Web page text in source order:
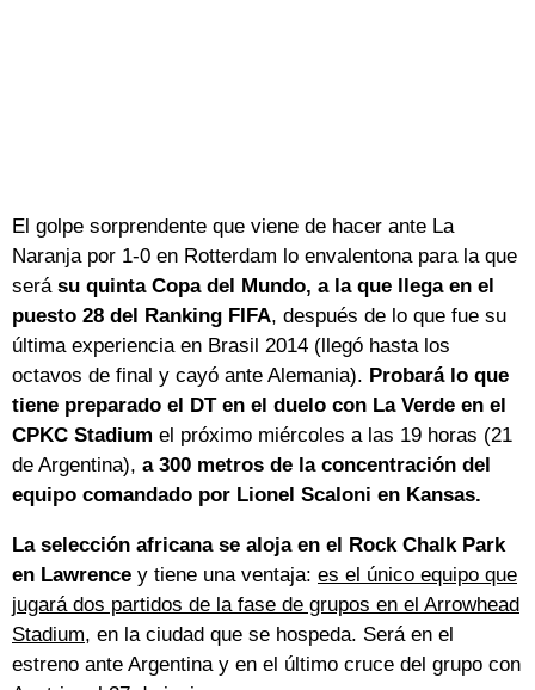
El golpe sorprendente que viene de hacer ante La
Naranja por 1-0 en Rotterdam lo envalentona para la que
será su quinta Copa del Mundo, a la que llega en el
puesto 28 del Ranking FIFA, después de lo que fue su
última experiencia en Brasil 2014 (llegó hasta los
octavos de final y cayó ante Alemania). Probará lo que
tiene preparado el DT en el duelo con La Verde en el
CPKC Stadium el próximo miércoles a las 19 horas (21
de Argentina), a 300 metros de la concentración del
equipo comandado por Lionel Scaloni en Kansas.
La selección africana se aloja en el Rock Chalk Park
en Lawrence y tiene una ventaja: es el único equipo que
jugará dos partidos de la fase de grupos en el Arrowhead
Stadium, en la ciudad que se hospeda. Será en el
estreno ante Argentina y en el último cruce del grupo con